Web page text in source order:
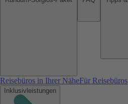
Reisebüros in Ihrer NäheFür Reisebüros
Inklusivleistungen